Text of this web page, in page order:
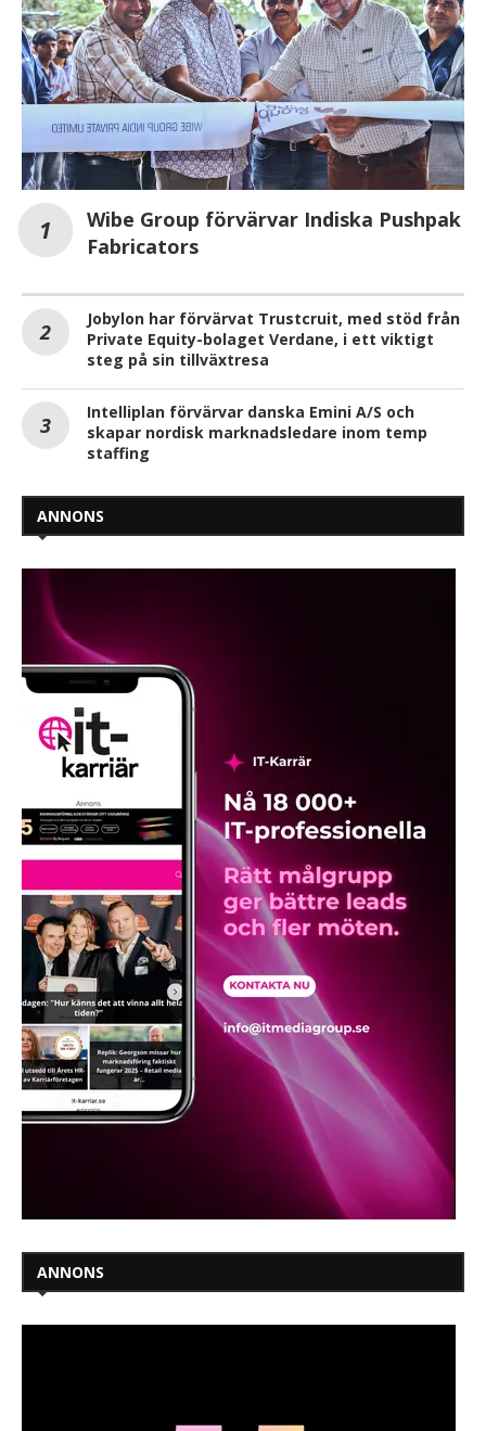
Wibe Group förvärvar Indiska Pushpak
Fabricators
Jobylon har förvärvat Trustcruit, med stöd från
Private Equity-bolaget Verdane, i ett viktigt
steg på sin tillväxtresa
Intelliplan förvärvar danska Emini A/S och
skapar nordisk marknadsledare inom temp
staffing
ANNONS
ANNONS